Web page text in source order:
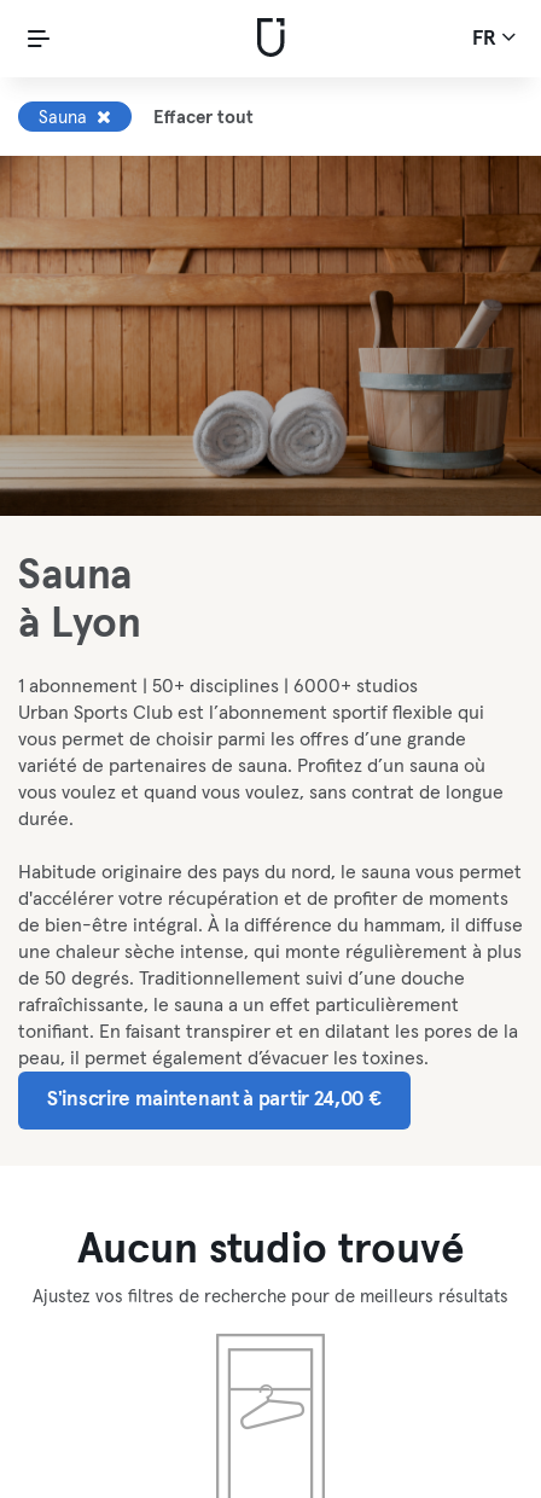
FR
Sauna Effacer tout
Sauna
à Lyon
1 abonnement | 50+ disciplines | 6000+ studios
Urban Sports Club est l’abonnement sportif flexible qui
vous permet de choisir parmi les offres d’une grande
variété de partenaires de sauna. Profitez d’un sauna où
vous voulez et quand vous voulez, sans contrat de longue
durée.
Habitude originaire des pays du nord, le sauna vous permet
d'accélérer votre récupération et de profiter de moments
de bien-être intégral. À la différence du hammam, il diffuse
une chaleur sèche intense, qui monte régulièrement à plus
de 50 degrés. Traditionnellement suivi d’une douche
rafraîchissante, le sauna a un effet particulièrement
tonifiant. En faisant transpirer et en dilatant les pores de la
peau, il permet également d’évacuer les toxines.
S'inscrire maintenant à partir 24,00 €
Aucun studio trouvé
Ajustez vos filtres de recherche pour de meilleurs résultats